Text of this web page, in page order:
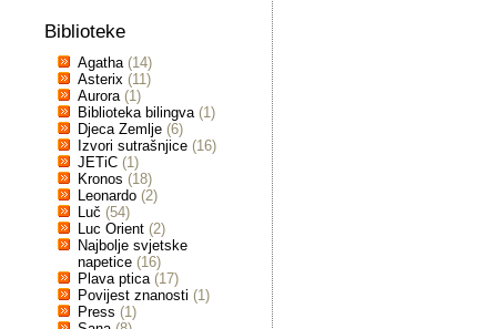
Biblioteke
Agatha (14)
Asterix (11)
Aurora (1)
Biblioteka bilingva (1)
Djeca Zemlje (6)
Izvori sutrašnjice (16)
JETiC (1)
Kronos (18)
Leonardo (2)
Luč (54)
Luc Orient (2)
Najbolje svjetske
napetice (16)
Plava ptica (17)
Povijest znanosti (1)
Press (1)